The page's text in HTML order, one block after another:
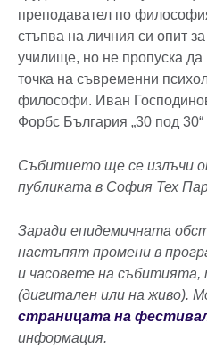
преподавател по
стъпва на личния си опит
училище, но не пропуска да
точка на съвременни
философи. Иван
Форбс България „30 под 30“
Събитието ще се излъчи
публиката в София Тех
Заради епидемичната
настъпят промени в
и часовете на
(дигитален или на живо).
страницата на
информация.